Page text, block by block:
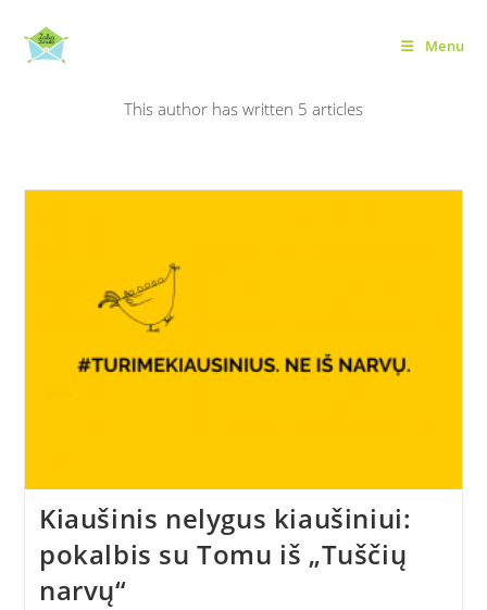
content
Menu
This author has written 5 articles
Kiaušinis nelygus kiaušiniui:
pokalbis su Tomu iš „Tuščių
narvų“